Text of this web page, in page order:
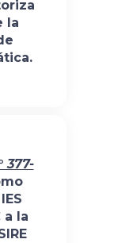
la
377-
a la